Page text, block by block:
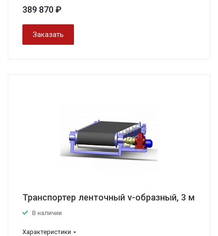
389 870 ₽
Заказать
Транспортер ленточный v-образный, 3 м
В наличии
Характеристики